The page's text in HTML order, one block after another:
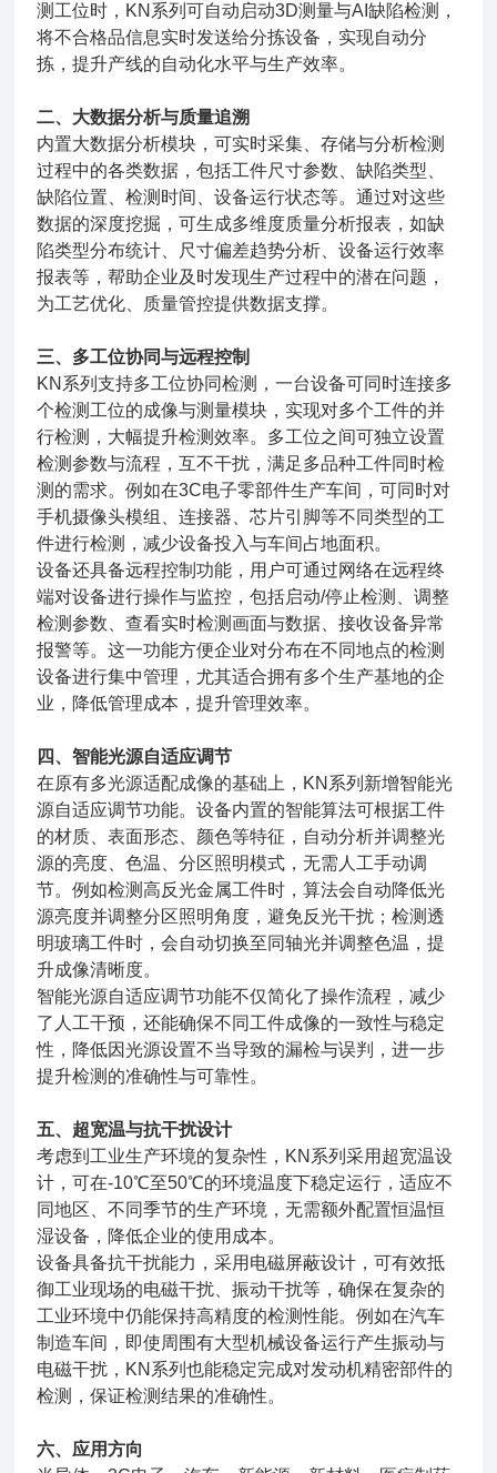
测工位时，KN系列可自动启动3D测量与AI缺陷检测，
将不合格品信息实时发送给分拣设备，实现自动分
拣，提升产线的自动化水平与生产效率。
二、大数据分析与质量追溯
内置大数据分析模块，可实时采集、存储与分析检测
过程中的各类数据，包括工件尺寸参数、缺陷类型、
缺陷位置、检测时间、设备运行状态等。通过对这些
数据的深度挖掘，可生成多维度质量分析报表，如缺
陷类型分布统计、尺寸偏差趋势分析、设备运行效率
报表等，帮助企业及时发现生产过程中的潜在问题，
为工艺优化、质量管控提供数据支撑。
三、多工位协同与远程控制
KN系列支持多工位协同检测，一台设备可同时连接多
个检测工位的成像与测量模块，实现对多个工件的并
行检测，大幅提升检测效率。多工位之间可独立设置
检测参数与流程，互不干扰，满足多品种工件同时检
测的需求。例如在3C电子零部件生产车间，可同时对
手机摄像头模组、连接器、芯片引脚等不同类型的工
件进行检测，减少设备投入与车间占地面积。
设备还具备远程控制功能，用户可通过网络在远程终
端对设备进行操作与监控，包括启动/停止检测、调整
检测参数、查看实时检测画面与数据、接收设备异常
报警等。这一功能方便企业对分布在不同地点的检测
设备进行集中管理，尤其适合拥有多个生产基地的企
业，降低管理成本，提升管理效率。
四、智能光源自适应调节
在原有多光源适配成像的基础上，KN系列新增智能光
源自适应调节功能。设备内置的智能算法可根据工件
的材质、表面形态、颜色等特征，自动分析并调整光
源的亮度、色温、分区照明模式，无需人工手动调
节。例如检测高反光金属工件时，算法会自动降低光
源亮度并调整分区照明角度，避免反光干扰；检测透
明玻璃工件时，会自动切换至同轴光并调整色温，提
升成像清晰度。
智能光源自适应调节功能不仅简化了操作流程，减少
了人工干预，还能确保不同工件成像的一致性与稳定
性，降低因光源设置不当导致的漏检与误判，进一步
提升检测的准确性与可靠性。
五、超宽温与抗干扰设计
考虑到工业生产环境的复杂性，KN系列采用超宽温设
计，可在-10℃至50℃的环境温度下稳定运行，适应不
同地区、不同季节的生产环境，无需额外配置恒温恒
湿设备，降低企业的使用成本。
设备具备抗干扰能力，采用电磁屏蔽设计，可有效抵
御工业现场的电磁干扰、振动干扰等，确保在复杂的
工业环境中仍能保持高精度的检测性能。例如在汽车
制造车间，即使周围有大型机械设备运行产生振动与
电磁干扰，KN系列也能稳定完成对发动机精密部件的
检测，保证检测结果的准确性。
六、应用方向